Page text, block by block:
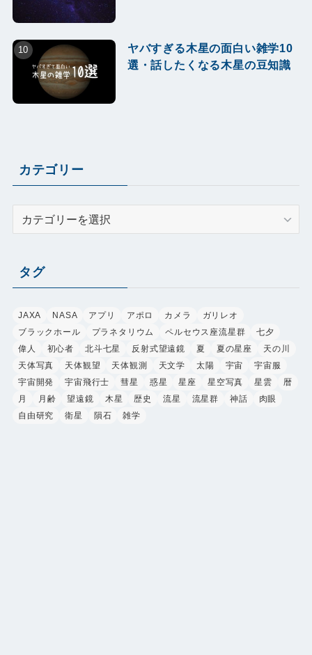
ヤバすぎる木星の面白い雑学10
選・話したくなる木星の豆知識
カテゴリー
ー
タグ
JAXA NASA アプリ アポロ カメラ
ガリレオ
ブラックホール
プラネタリウム ペルセウス座流星群
七夕
偉人
初心者 北斗七星 反射式望遠鏡 夏 夏の星座
天の川
天体写真
天体観望 天体観測 天文学 太陽 宇宙
宇宙服
宇宙開発
宇宙飛行士 彗星 惑星 星座 星空写真 星雲
暦
月
月齢 望遠鏡 木星 歴史 流星 流星群 神話
肉眼
自由研究
衛星 隕石 雑学